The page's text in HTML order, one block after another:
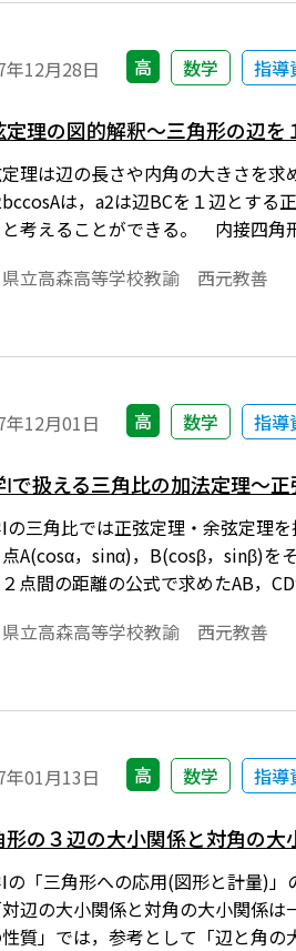
年12月28日 高 数学 指導
定理の図的解釈～三角形の辺
理は辺の長さや内角の大きさを
は，a2は辺BCを１辺とする
考えることができる。 内接四角
しい。このような関係を基に余
立高森高等学校教諭 西元教善
年12月01日 高 数学 指導
Ⅰで扱える三角比の加法定理～
の三角比では正弦定理・余弦定理
A(cosα，sinα)，B(cosβ，sinβ)を
点間の距離の公式で求めたAB，
理が成り立つことを示してみては
立高森高等学校教諭 西元教善
年01月13日 高 数学 指導
形の３辺の大小関係と対角の
の「三角形への応用(図形と計量)
辺の大小関係と対角の大小関係は
質」では，参考として「辺と角